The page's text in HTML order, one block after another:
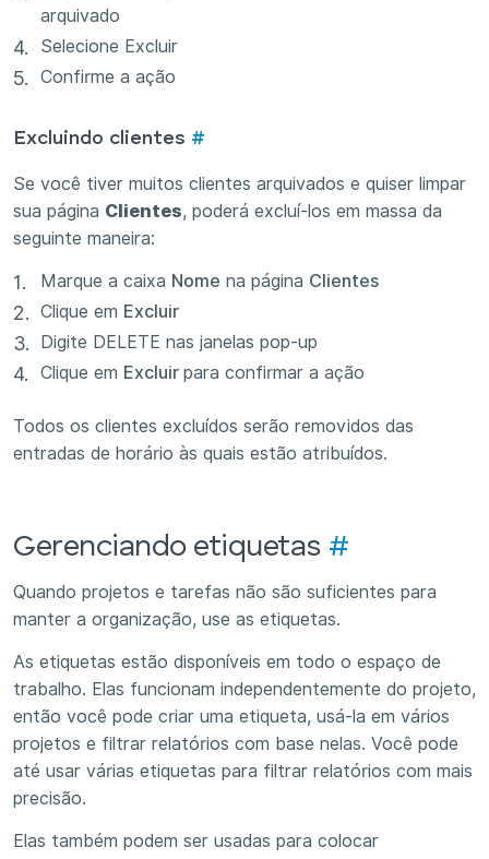
arquivado
Selecione Excluir
Confirme a ação
Excluindo clientes #
Se você tiver muitos clientes arquivados e quiser limpar
sua página Clientes, poderá excluí-los em massa da
seguinte maneira:
Marque a caixa Nome na página Clientes
Clique em Excluir
Digite DELETE nas janelas pop-up
Clique em Excluir para confirmar a ação
Todos os clientes excluídos serão removidos das
entradas de horário às quais estão atribuídos.
Gerenciando etiquetas #
Quando projetos e tarefas não são suficientes para
manter a organização, use as etiquetas.
As etiquetas estão disponíveis em todo o espaço de
trabalho. Elas funcionam independentemente do projeto,
então você pode criar uma etiqueta, usá-la em vários
projetos e filtrar relatórios com base nelas. Você pode
até usar várias etiquetas para filtrar relatórios com mais
precisão.
Elas também podem ser usadas para colocar